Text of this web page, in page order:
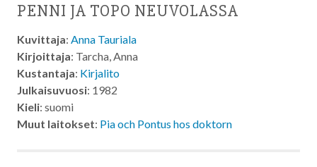
PENNI JA TOPO NEUVOLASSA
Kuvittaja: Anna Tauriala
Kirjoittaja: Tarcha, Anna
Kustantaja: Kirjalito
Julkaisuvuosi: 1982
Kieli: suomi
Muut laitokset: Pia och Pontus hos doktorn